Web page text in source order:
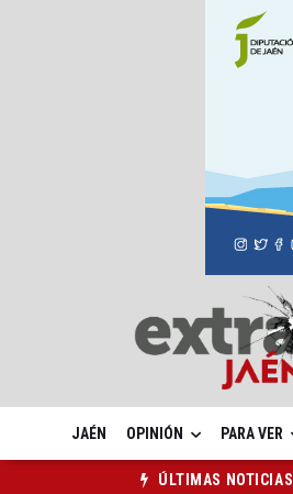
JAÉN OPINIÓN PARA VER
ÚLTIMAS NOTICIAS